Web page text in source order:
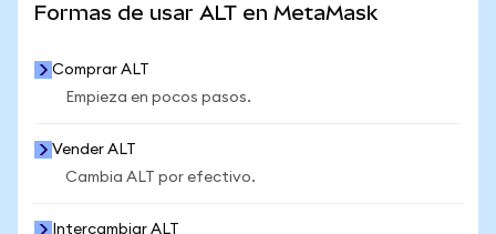
Formas de usar ALT en MetaMask
Comprar ALT
Empieza en pocos pasos.
Vender ALT
Cambia ALT por efectivo.
Intercambiar ALT